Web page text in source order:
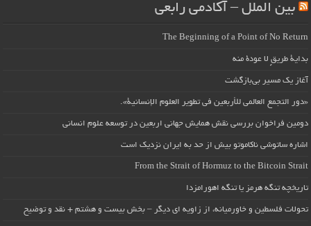
بین الملل – آکادمی رابعی
The Beginning of a Point of No Return
بداية طريقٍ لا عودة منه
آغاز یک مسیر بی‌بازگشت
«دور التجمع العالمي للأربعين في تطوير العلوم الإنسانية».
دومین فراخوان بررسی نقش همایش جهانی اربعین در توسعه علوم انسانی
اشاره ساتوشی ناکاموتو بیش از حد به ایران نزدیک است
From the Strait of Hormuz to the Bitcoin Strait
تاریخچه تنگه هرمز یا تنگه اهورامزدا
تحولات فلسطین و خاورمیانه، از زاویه ای دیگر – بخش بیست و هشتم + نقد و توضیح